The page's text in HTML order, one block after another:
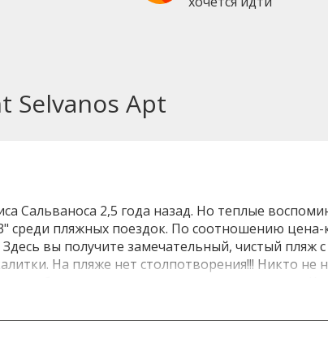
Selvanos Apt
Сальваноса 2,5 года назад. Но теплые
пляжных поездок. По соотношению цена-
вы получите замечательный, чистый пляж
На пляже нет столпотворения!!! Никто не
постояльцам разрешают там купаться,
снэки и полноценные обеды/ужины. Два
нет никакого шика, авторского
в хорошем состоянии, все работает, все